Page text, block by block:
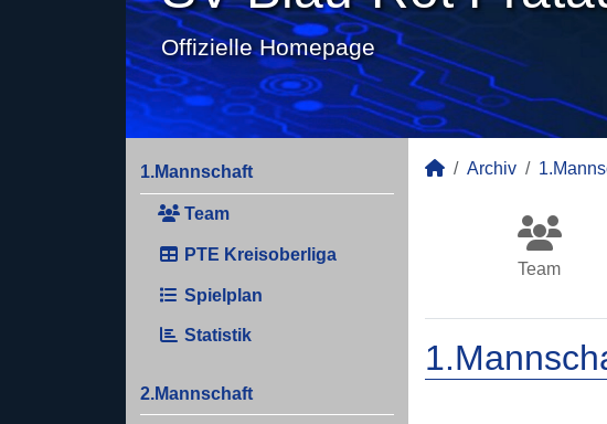
Offizielle Homepage
1.Mannschaft
Team
PTE Kreisoberliga
Spielplan
Statistik
2.Mannschaft
Archiv
Team